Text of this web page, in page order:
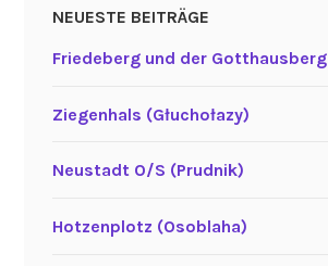
NEUESTE BEITRÄGE
Friedeberg und der Gotthausberg
Ziegenhals (Głuchołazy)
Neustadt O/S (Prudnik)
Hotzenplotz (Osoblaha)